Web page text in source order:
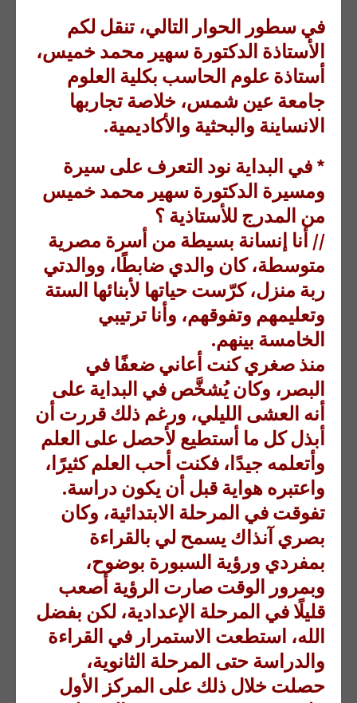
في سطور الحوار التالي، تنقل لكم
الأستاذة الدكتورة سهير محمد خميس،
أستاذة علوم الحاسب بكلية العلوم
جامعة عين شمس، خلاصة تجاربها
الانساينة والبحثية والأكاديمية.
* في البداية نود التعرف على سيرة
ومسيرة الدكتورة سهير محمد خميس
من المدرج للأستاذية ؟
// أنا إنسانة بسيطة من أسرة مصرية
متوسطة، كان والدي ضابطًا، ووالدتي
ربة منزل، كرّست حياتها لأبنائها الستة
وتعليمهم وتفوقهم، وأنا ترتيبي
الخامسة بينهم.
منذ صغري كنت أعاني ضعفًا في
البصر، وكان يُشخَّص في البداية على
أنه العشى الليلي، ورغم ذلك قررت أن
أبذل كل ما أستطيع لأحصل على العلم
وأتعلمه جيدًا، فكنت أحب العلم كثيرًا،
واعتبره هواية قبل أن يكون دراسة.
تفوقت في المرحلة الابتدائية، وكان
بصري آنذاك يسمح لي بالقراءة
بمفردي ورؤية السبورة بوضوح،
وبمرور الوقت صارت الرؤية أصعب
قليلًا في المرحلة الإعدادية، لكن بفضل
الله، استطعت الاستمرار في القراءة
والدراسة حتى المرحلة الثانوية،
حصلت خلال ذلك على المركز الأول